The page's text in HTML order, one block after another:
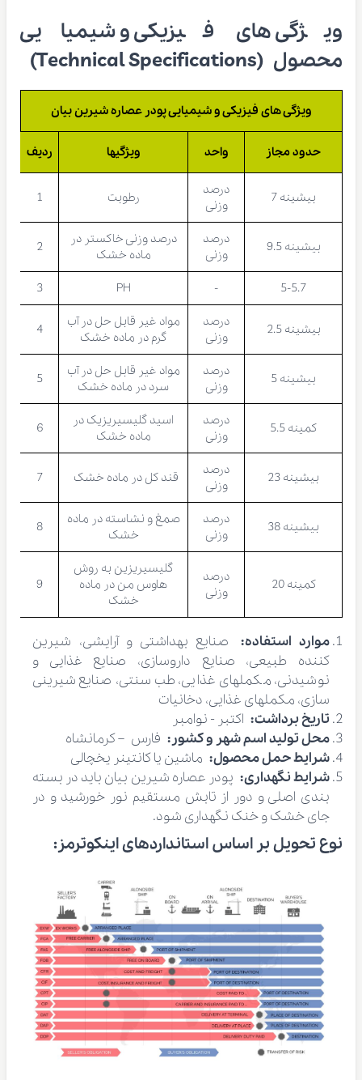
ویژگی های فیزیکی و شیمیایی
محصول (Technical Specifications)
ویژگی های فیزیکی و شیمیایی پودر عصاره شیرین بیان
حدود مجاز واحد ویژگیها ردیف
بیشینه 7
درصد
وزنی
رطوبت 1
بیشینه 9.5
درصد
وزنی
درصد وزنی خاکستر در
ماده خشک
2
5-5.7
-
PH
3
بیشینه 2.5
درصد
وزنی
مواد غیر قابل حل در آب
گرم در ماده خشک
4
بیشینه 5
درصد
وزنی
مواد غیر قابل حل در آب
سرد در ماده خشک
5
کمینه 5.5
درصد
وزنی
اسید گلیسیریزیک در
ماده خشک
6
بیشینه 23
درصد
وزنی
قند کل در ماده خشک 7
بیشینه 38
درصد
وزنی
صمغ و نشاسته در ماده
خشک
8
کمینه 20
درصد
وزنی
گلیسیریزین به روش
هاوس من در ماده
خشک
9
موارد استفاده: صنایع بهداشتی و آرایشی، شیرین
کننده طبیعی، صنایع داروسازی، صنایع غذایی و
نوشیدنی، مکملهای غذایی، طب سنتی، صنایع شیرینی
سازی، مکملهای غذایی، دخانیات
تاریخ برداشت: اکتبر - نوامبر
محل تولید اسم شهر و کشور: فارس – کرمانشاه
شرایط حمل محصول: ماشین یا کانتینر یخچالی
شرایط نگهداری: پودر عصاره شیرین بیان بايد در بسته
بندی اصلی و دور از تابش مستقيم نور خورشيد و در
جای خشک و خنک نگهداری شود.
نوع تحویل بر اساس استانداردهای اینکوترمز: